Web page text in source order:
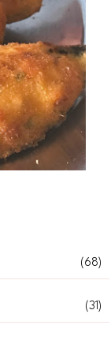
(68)
(31)